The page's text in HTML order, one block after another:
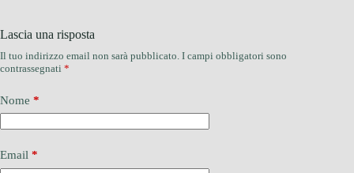
Lascia una risposta
Il tuo indirizzo email non sarà pubblicato. I campi obbligatori sono
contrassegnati *
Nome *
Email *